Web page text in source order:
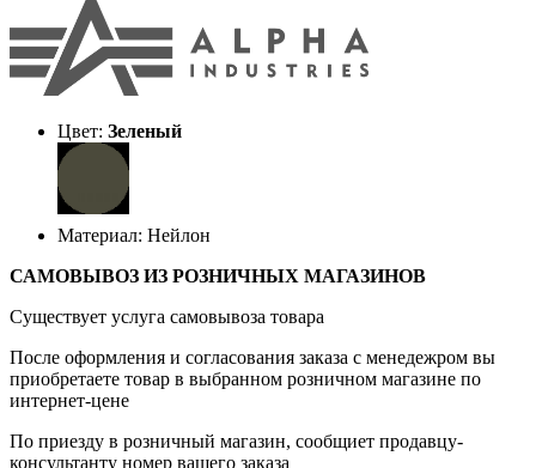
Цвет: Зеленый
Материал: Нейлон
САМОВЫВОЗ ИЗ РОЗНИЧНЫХ МАГАЗИНОВ
Существует услуга самовывоза товара
После оформления и согласования заказа с менедежром вы
приобретаете товар в выбранном розничном магазине по
интернет-цене
По приезду в розничный магазин, сообщиет продавцу-
консультанту номер вашего заказа